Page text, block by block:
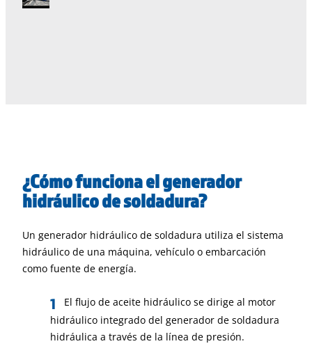
¿Cómo funciona el generador
hidráulico de soldadura?
Un generador hidráulico de soldadura utiliza el sistema
hidráulico de una máquina, vehículo o embarcación
como fuente de energía.
El flujo de aceite hidráulico se dirige al motor
hidráulico integrado del generador de soldadura
hidráulica a través de la línea de presión.